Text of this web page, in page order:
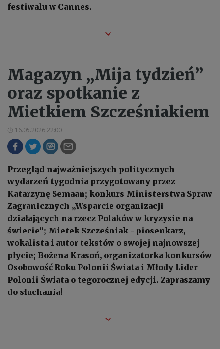
festiwalu w Cannes.
Magazyn „Mija tydzień”
oraz spotkanie z
Mietkiem Szcześniakiem
16.05.2026 22:00
Przegląd najważniejszych politycznych
wydarzeń tygodnia przygotowany przez
Katarzynę Semaan; konkurs Ministerstwa Spraw
Zagranicznych „Wsparcie organizacji
działających na rzecz Polaków w kryzysie na
świecie”; Mietek Szcześniak - piosenkarz,
wokalista i autor tekstów o swojej najnowszej
płycie; Bożena Krasoń, organizatorka konkursów
Osobowość Roku Polonii Świata i Młody Lider
Polonii Świata o tegorocznej edycji. Zapraszamy
do słuchania!